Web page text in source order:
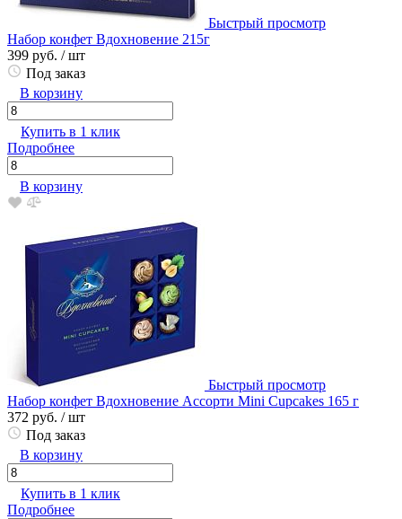
Быстрый просмотр
Набор конфет Вдохновение 215г
399 руб. / шт
Под заказ
В корзину
Купить в 1 клик
Подробнее
В корзину
Быстрый просмотр
Набор конфет Вдохновение Ассорти Mini Cupcakes 165 г
372 руб. / шт
Под заказ
В корзину
Купить в 1 клик
Подробнее